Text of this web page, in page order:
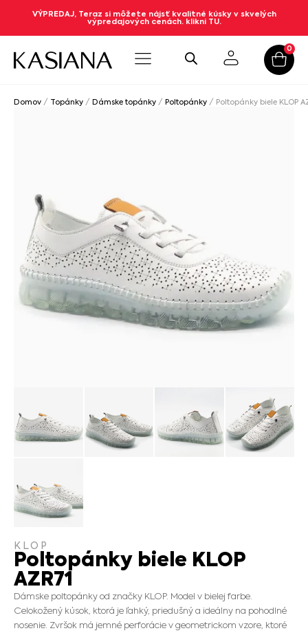
VÝPREDAJ, Teraz si môžete nájsť kvalitné kúsky v skvelých
výpredajových cenách. klikni TU.
0
Domov / Topánky / Dámske topánky / Poltopánky / Poltopánky biele KLOP
KLOP
Poltopánky biele KLOP
AZR71
Dámske poltopánky od značky KLOP. Model v bielej farbe.
Celokožený kúsok, ktorá je ľahký, priedušný a ideálny na pohodlné
nosenie. Zvršok má jemné perforácie v geometrickom vzore, ktoré